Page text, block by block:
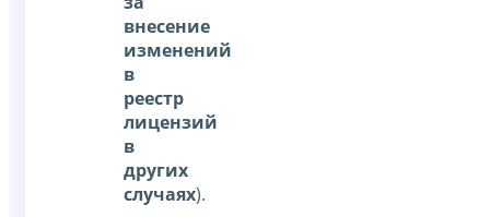
внесение
изменений
в
реестр
лицензий
в
других
случаях).